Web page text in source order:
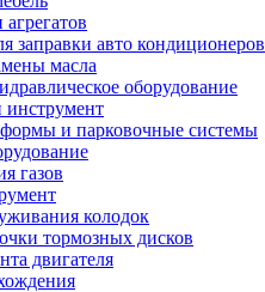
заправки авто кондиционеров
масла
оборудование
инструмент
и парковочные системы
газов
колодок
тормозных дисков
двигателя